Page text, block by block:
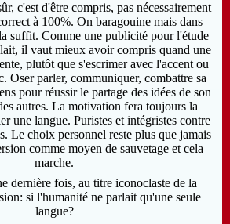
c'est d'être compris, pas nécessairement
à 100%. On baragouine mais dans
suffit. Comme une publicité pour l'étude
il vaut mieux avoir compris quand une
plutôt que s'escrimer avec l'accent ou
Oser parler, communiquer, combattre sa
pour réussir le partage des idées de son
autres. La motivation fera toujours la
une langue. Puristes et intégristes contre
Le choix personnel reste plus que jamais
comme moyen de sauvetage et cela
marche.
dernière fois, au titre iconoclaste de la
si l'humanité ne parlait qu'une seule
langue?